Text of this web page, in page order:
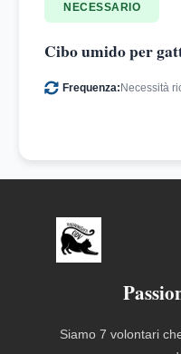
NECESSARIO
Cibo umido per
Frequenza: Necessità
Siamo 7 volontari